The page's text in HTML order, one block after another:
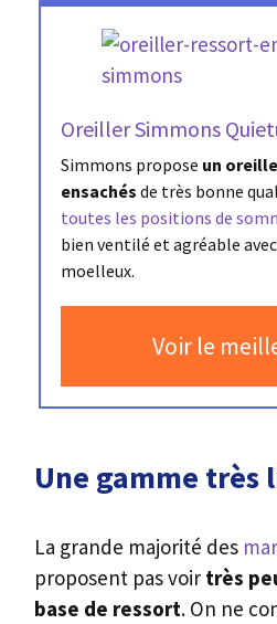
Oreiller Simmons
Simmons propose un
ensachés de très bonne
toutes les positions de
bien ventilé et agréable
moelleux.
Voir le
Une gamme très
La grande majorité des
proposent pas voir très
base de ressort. On ne